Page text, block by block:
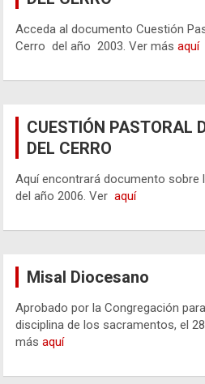
Acceda al documento Cuestión
Cerro del año 2003. Ver másaquí
CUESTIÓN PASTORAL
DEL CERRO
Aquí encontrará documento sobre
del año 2006. Veraquí
Misal Diocesano
Aprobado por la Congregación
disciplina de los sacramentos, el
másaquí